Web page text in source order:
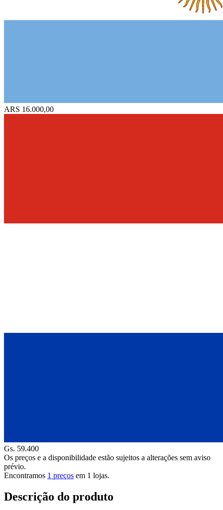
ARS 16.000,00
Gs. 59.400
Os preços e a disponibilidade estão sujeitos a alterações sem aviso
prévio.
Encontramos 1 preços em 1 lojas.
Descrição do produto